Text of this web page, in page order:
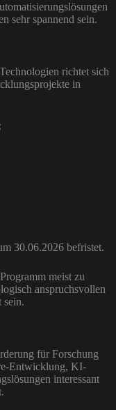
sehr spannend sein.
richtet sich
in
30.06.2026 befristet.
meist zu
anspruchsvollen
sein.
für Forschung
Entwicklung, KI-
interessant